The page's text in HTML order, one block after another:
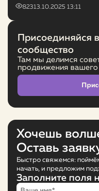
82313.10.2025 13:11
Присоединяйся
сообщество
Там мы делимся
продвижения вашего
Хочешь
Оставь
Быстро свяжемся:
начать, и предложим
Заполните поля